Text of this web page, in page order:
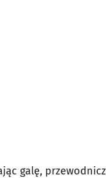
galę,